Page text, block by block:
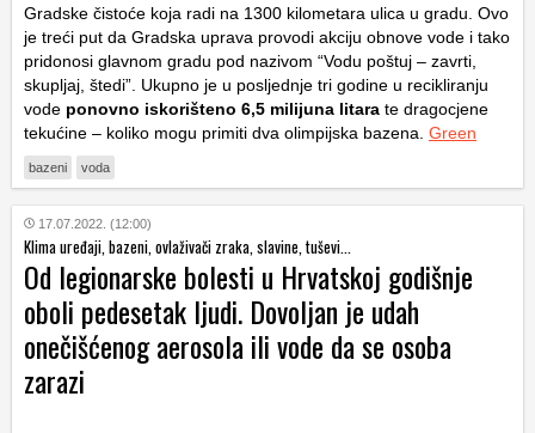
Gradske čistoće koja radi na 1300 kilometara ulica u gradu. Ovo
je treći put da Gradska uprava provodi akciju obnove vode i tako
pridonosi glavnom gradu pod nazivom “Vodu poštuj – zavrti,
skupljaj, štedi”. Ukupno je u posljednje tri godine u recikliranju
vode ponovno iskorišteno 6,5 milijuna litara te dragocjene
tekućine – koliko mogu primiti dva olimpijska bazena. Green
bazeni voda
17.07.2022. (12:00)
Klima uređaji, bazeni, ovlaživači zraka, slavine, tuševi...
Od legionarske bolesti u Hrvatskoj godišnje
oboli pedesetak ljudi. Dovoljan je udah
onečišćenog aerosola ili vode da se osoba
zarazi